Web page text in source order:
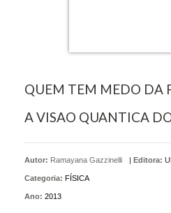
QUEM TEM MEDO DA
A VISAO QUANTICA
Autor: Ramayana Gazzinelli | Editora:
Categoria: FÍSICA
Ano: 2013